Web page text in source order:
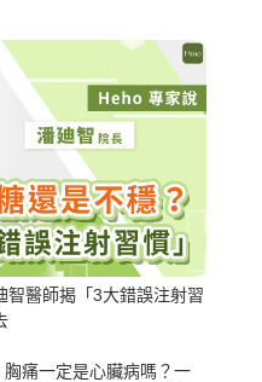
智醫師揭「3大錯誤注射習
胸痛一定是心臟病嗎？一